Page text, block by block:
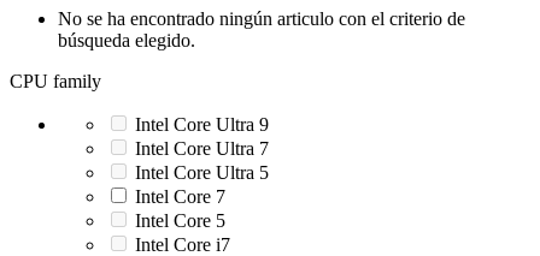
No se ha encontrado ningún articulo con el criterio de
búsqueda elegido.
CPU family
Intel Core Ultra 9
Intel Core Ultra 7
Intel Core Ultra 5
Intel Core 7
Intel Core 5
Intel Core i7